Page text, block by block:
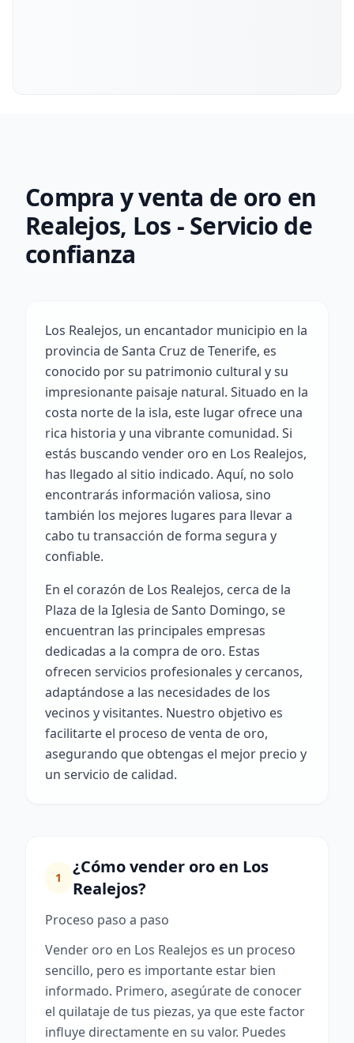
Compra y venta de oro en
Realejos, Los - Servicio de
confianza
Los Realejos, un encantador municipio en la
provincia de Santa Cruz de Tenerife, es
conocido por su patrimonio cultural y su
impresionante paisaje natural. Situado en la
costa norte de la isla, este lugar ofrece una
rica historia y una vibrante comunidad. Si
estás buscando vender oro en Los Realejos,
has llegado al sitio indicado. Aquí, no solo
encontrarás información valiosa, sino
también los mejores lugares para llevar a
cabo tu transacción de forma segura y
confiable.
En el corazón de Los Realejos, cerca de la
Plaza de la Iglesia de Santo Domingo, se
encuentran las principales empresas
dedicadas a la compra de oro. Estas
ofrecen servicios profesionales y cercanos,
adaptándose a las necesidades de los
vecinos y visitantes. Nuestro objetivo es
facilitarte el proceso de venta de oro,
asegurando que obtengas el mejor precio y
un servicio de calidad.
1
¿Cómo vender oro en Los
Realejos?
Proceso paso a paso
Vender oro en Los Realejos es un proceso
sencillo, pero es importante estar bien
informado. Primero, asegúrate de conocer
el quilataje de tus piezas, ya que este factor
influye directamente en su valor. Puedes